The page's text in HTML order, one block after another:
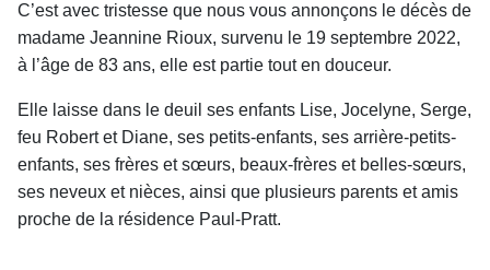
C’est avec tristesse que nous vous annonçons le décès de
madame Jeannine Rioux, survenu le 19 septembre 2022,
à l’âge de 83 ans, elle est partie tout en douceur.
Elle laisse dans le deuil ses enfants Lise, Jocelyne, Serge,
feu Robert et Diane, ses petits-enfants, ses arrière-petits-
enfants, ses frères et sœurs, beaux-frères et belles-sœurs,
ses neveux et nièces, ainsi que plusieurs parents et amis
proche de la résidence Paul-Pratt.